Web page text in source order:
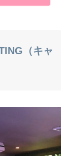
（キャ